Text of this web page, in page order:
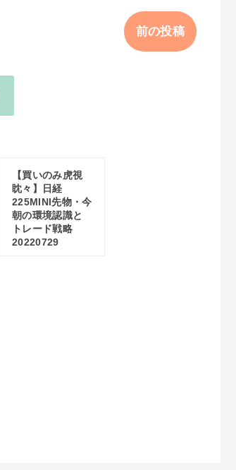
前の投稿
【買いのみ虎視
眈々】日経
225MINI先物・今
朝の環境認識と
トレード戦略
20220729